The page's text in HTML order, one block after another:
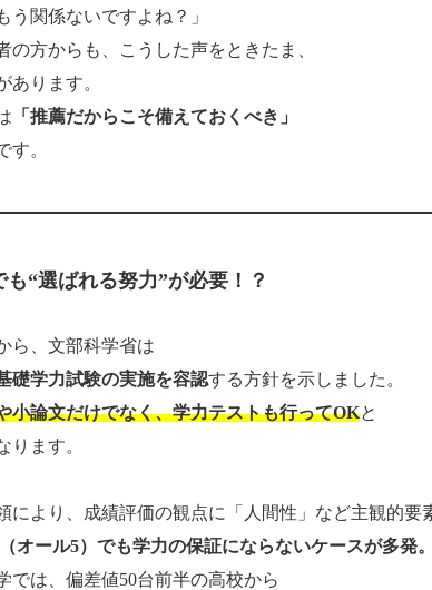
う関係ないですよね？」
の方からも、こうした声をときたま、
あります。
「推薦だからこそ備えておくべき」
す。
“選ばれる努力”が必要！？
ら、文部科学省は
礎学力試験の実施を容認する方針を示しました。
小論文だけでなく、学力テストも行ってOKと
ります。
により、成績評価の観点に「人間性」など主観的要
オール5）でも学力の保証にならないケースが多発。
では、偏差値50台前半の高校から